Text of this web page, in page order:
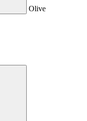
Olive